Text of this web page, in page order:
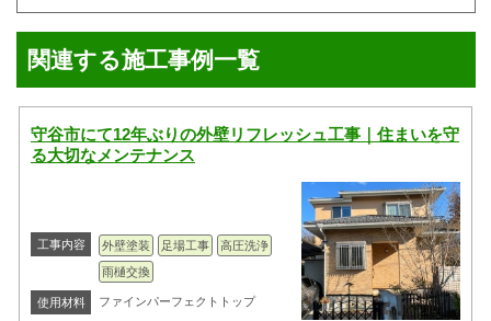
関連する施工事例一覧
守谷市にて12年ぶりの外壁リフレッシュ工事｜住まいを守
る大切なメンテナンス
工事内容 外壁塗装 足場工事
高圧洗浄
雨樋交換
使用材料 ファインパーフェクトトップ